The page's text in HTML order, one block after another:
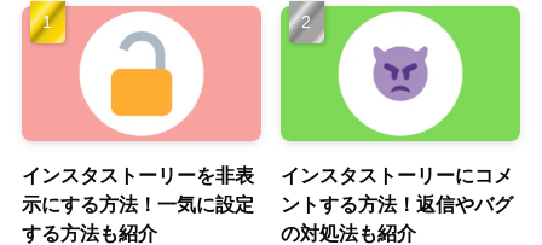
インスタストーリーを非表
示にする方法！一気に設定
する方法も紹介
インスタストーリーにコメ
ントする方法！返信やバグ
の対処法も紹介